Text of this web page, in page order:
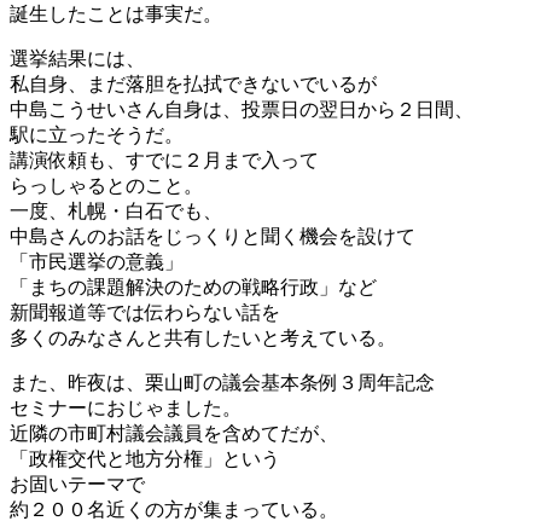
誕生したことは事実だ。
選挙結果には、
私自身、まだ落胆を払拭できないでいるが
中島こうせいさん自身は、投票日の翌日から２日間、
駅に立ったそうだ。
講演依頼も、すでに２月まで入って
らっしゃるとのこと。
一度、札幌・白石でも、
中島さんのお話をじっくりと聞く機会を設けて
「市民選挙の意義」
「まちの課題解決のための戦略行政」など
新聞報道等では伝わらない話を
多くのみなさんと共有したいと考えている。
また、昨夜は、栗山町の議会基本条例３周年記念
セミナーにおじゃました。
近隣の市町村議会議員を含めてだが、
「政権交代と地方分権」という
お固いテーマで
約２００名近くの方が集まっている。